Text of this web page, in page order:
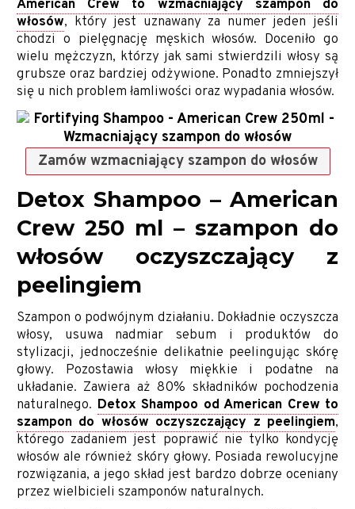
American Crew to wzmacniający szampon do
włosów, który jest uznawany za numer jeden jeśli
chodzi o pielęgnację męskich włosów. Doceniło go
wielu mężczyzn, którzy jak sami stwierdzili włosy są
grubsze oraz bardziej odżywione. Ponadto zmniejszył
się u nich problem łamliwości oraz wypadania włosów.
Zamów wzmacniający szampon do włosów
Detox Shampoo – American
Crew 250 ml – szampon do
włosów oczyszczający z
peelingiem
Szampon o podwójnym działaniu. Dokładnie oczyszcza
włosy, usuwa nadmiar sebum i produktów do
stylizacji, jednocześnie delikatnie peelingując skórę
głowy. Pozostawia włosy miękkie i podatne na
układanie. Zawiera aż 80% składników pochodzenia
naturalnego. Detox Shampoo od American Crew to
szampon do włosów oczyszczający z peelingiem,
którego zadaniem jest poprawić nie tylko kondycję
włosów ale również skóry głowy. Posiada rewolucyjne
rozwiązania, a jego skład jest bardzo dobrze oceniany
przez wielbicieli szamponów naturalnych.